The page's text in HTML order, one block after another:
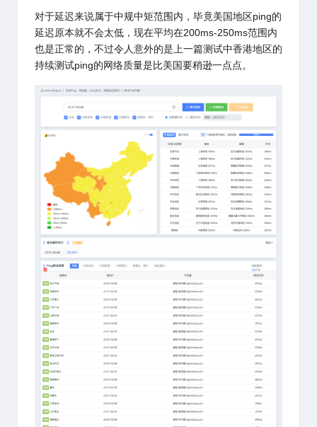
对于延迟来说属于中规中矩范围内，毕竟美国地区ping的
延迟原本就不会太低，现在平均在200ms-250ms范围内
也是正常的，不过令人意外的是上一篇测试中香港地区的
持续测试ping的网络质量是比美国要稍逊一点点。